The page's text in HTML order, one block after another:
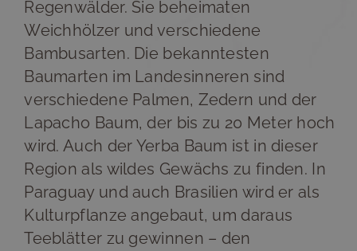
Regenwälder. Sie beheimaten
Weichhölzer und verschiedene
Bambusarten. Die bekanntesten
Baumarten im Landesinneren sind
verschiedene Palmen, Zedern und der
Lapacho Baum, der bis zu 20 Meter hoch
wird. Auch der Yerba Baum ist in dieser
Region als wildes Gewächs zu finden. In
Paraguay und auch Brasilien wird er als
Kulturpflanze angebaut, um daraus
Teeblätter zu gewinnen – den